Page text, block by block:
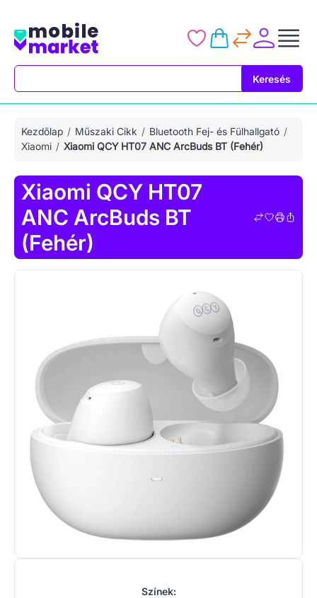
Keresés
Kezdőlap Műszaki Cikk
Bluetooth Fej- és Fülhallgató
Xiaomi
Xiaomi QCY HT07 ANC ArcBuds BT (Fehér)
Xiaomi QCY HT07
ANC ArcBuds BT
(Fehér)
Színek: